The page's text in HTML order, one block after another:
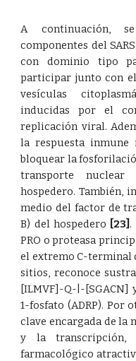
A continuación,
componentes del
con dominio tipo
participar junto con el
vesículas
inducidas por el
replicación viral.
la respuesta
bloquear la
transporte
hospedero. También,
medio del factor de
B) del hospedero [23] .
PRO o proteasa
el extremo C-terminal
sitios, reconoce
[ILMVF]-Q-|-
1-fosfato (ADRP). Por
clave encargada de
y la
farmacológico